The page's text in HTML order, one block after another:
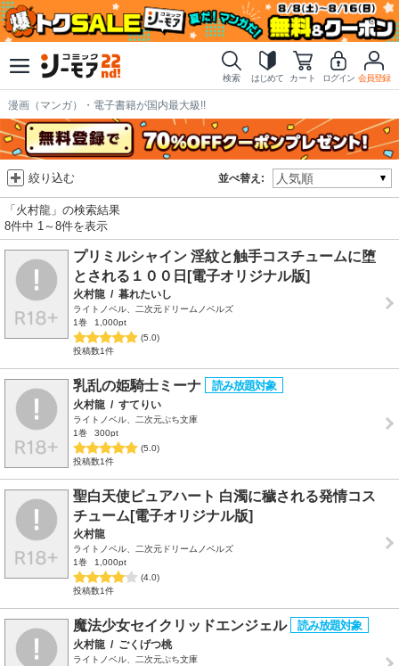
検索 はじめて カート ログイン 会員登録
漫画（マンガ）・電子書籍が国内最大級!!
並べ替え:
絞り込む
「火村龍」の検索結果
8件中 1～8件を表示
プリミルシャイン 淫紋と触手コスチュームに堕
とされる１００日[電子オリジナル版]
火村龍 / 暮れたいし
ライトノベル、二次元ドリームノベルズ
1巻
1,000pt
(5.0)
投稿数1件
乳乱の姫騎士ミーナ
火村龍 / すてりい
ライトノベル、二次元ぷち文庫
1巻
300pt
(5.0)
投稿数1件
聖白天使ピュアハート 白濁に穢される発情コス
チューム[電子オリジナル版]
火村龍
ライトノベル、二次元ドリームノベルズ
1巻
1,000pt
(4.0)
投稿数1件
魔法少女セイクリッドエンジェル
火村龍 / ごくげつ桃
ライトノベル、二次元ぷち文庫